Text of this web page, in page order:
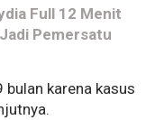
Full 12 Menit
Pemersatu
karena kasus